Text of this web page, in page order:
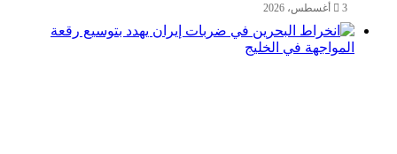
3 أغسطس، 2026